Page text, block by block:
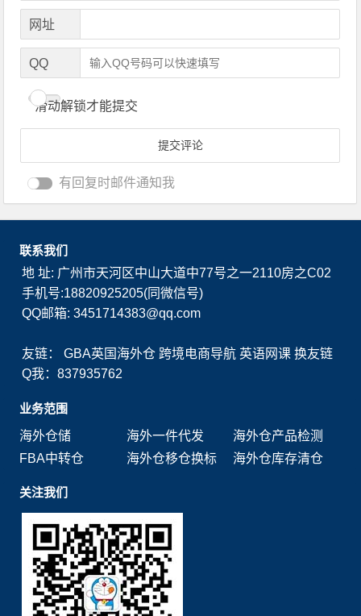
网址
QQ
滑动解锁才能提交
有回复时邮件通知我
联系我们
地 址: 广州市天河区中山大道中77号之一2110房之C02
手机号:18820925205(同微信号)
QQ邮箱: 3451714383@qq.com
友链：GBA英国海外仓 跨境电商导航 英语网课 换友链
Q我：837935762
业务范围
海外仓储
海外一件代发
海外仓产品检测
FBA中转仓
海外仓移仓换标 海外仓库存清仓
关注我们